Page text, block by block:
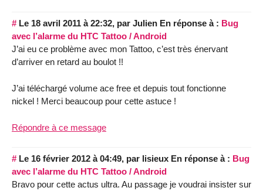
# Le 18 avril 2011 à 22:32, par Julien En réponse à : Bug
avec l’alarme du HTC Tattoo / Android
J’ai eu ce problème avec mon Tattoo, c’est très énervant
d’arriver en retard au boulot !!
J’ai téléchargé volume ace free et depuis tout fonctionne
nickel ! Merci beaucoup pour cette astuce !
Répondre à ce message
# Le 16 février 2012 à 04:49, par lisieux En réponse à : Bug
avec l’alarme du HTC Tattoo / Android
Bravo pour cette actus ultra. Au passage je voudrai insister sur